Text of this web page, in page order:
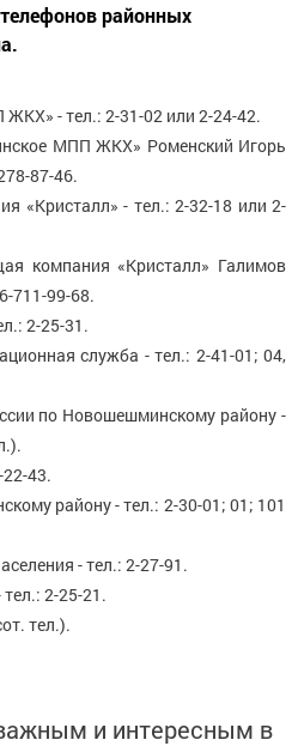
районных
- тел.: 2-31-02 или 2-24-42.
МПП ЖКХ» Роменский Игорь
87-46.
«Кристалл» - тел.: 2-32-18 или 2-
компания «Кристалл» Галимов
711-99-68.
2-25-31.
служба - тел.: 2-41-01; 04,
по Новошешминскому району -
43.
району - тел.: 2-30-01; 01; 101
- тел.: 2-27-91.
2-25-21.
тел.).
и интересным в